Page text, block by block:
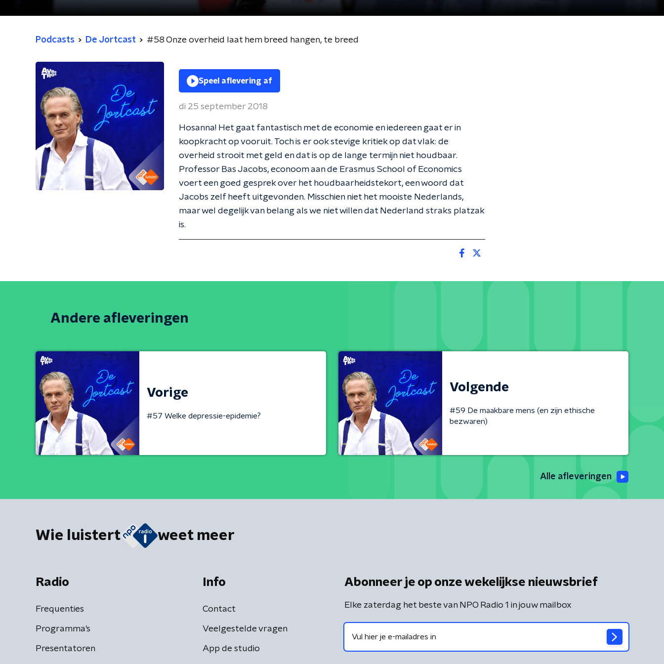
Podcasts De Jortcast #58 Onze overheid laat hem breed hangen, te breed
Speel aflevering af
di 25 september 2018
Hosanna! Het gaat fantastisch met de economie en iedereen gaat er in
koopkracht op vooruit. Toch is er ook stevige kritiek op dat vlak: de
overheid strooit met geld en dat is op de lange termijn niet houdbaar.
Professor Bas Jacobs, econoom aan de Erasmus School of Economics
voert een goed gesprek over het houdbaarheidstekort, een woord dat
Jacobs zelf heeft uitgevonden. Misschien niet het mooiste Nederlands,
maar wel degelijk van belang als we niet willen dat Nederland straks platzak
is.
Andere afleveringen
Vorige
#57 Welke depressie-epidemie?
Volgende
#59 De maakbare mens (en zijn ethische
bezwaren)
Alle afleveringen
Wie luistert weet meer
Radio
Frequenties
Programma's
Presentatoren
Info
Contact
Veelgestelde vragen
App de studio
Abonneer je op onze wekelijkse nieuwsbrief
Elke zaterdag het beste van NPO Radio 1 in jouw mailbox